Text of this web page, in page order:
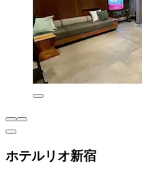
ホテルリオ新宿